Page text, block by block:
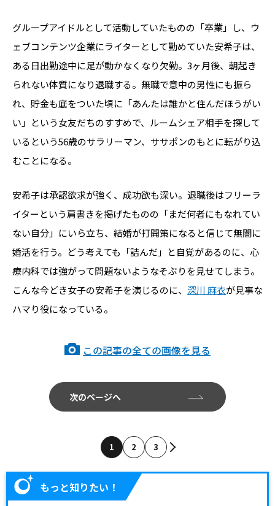
グループアイドルとして活動していたものの「卒業」し、ウ
ェブコンテンツ企業にライターとして勤めていた安希子は、
ある日出勤途中に足が動かなくなり欠勤。3ヶ月後、朝起き
られない体質になり退職する。無職で意中の男性にも振ら
れ、貯金も底をついた頃に「あんたは誰かと住んだほうがい
い」という女友だちのすすめで、ルームシェア相手を探して
いるという56歳のサラリーマン、ササポンのもとに転がり込
むことになる。
安希子は承認欲求が強く、成功欲も深い。退職後はフリーラ
イターという肩書きを掲げたものの「まだ何者にもなれてい
ない自分」にいら立ち、結婚が打開策になると信じて無闇に
婚活を行う。どう考えても「詰んだ」と自覚があるのに、心
療内科では強がって問題ないようなそぶりを見せてしまう。
こんな今どき女子の安希子を演じるのに、 深川 麻衣が見事な
ハマり役になっている。
この記事の全ての画像を見る
次のページへ
1 2 3
もっと知りたい！